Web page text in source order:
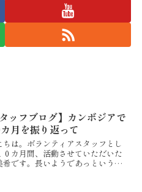
タッフブログ】カンボジアで
月を振り返って
ちは。ボランティアスタッフとし
０カ月間、活動させていただいた
希です。長いようであっという間